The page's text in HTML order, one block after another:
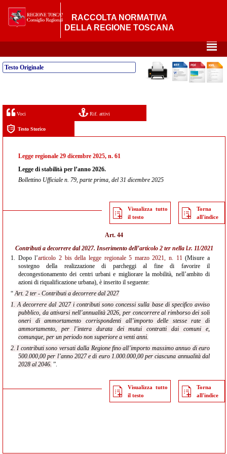
RACCOLTA NORMATIVA
DELLA REGIONE TOSCANA
²
Testo Originale
Voci Rif. attivi
Testo Storico
Legge regionale 29 dicembre 2025, n. 61
Legge di stabilità per l’anno 2026.
Bollettino Ufficiale n. 79, parte prima, del 31 dicembre 2025
Visualizza tutto
il testo
Torna
all'indice
Art. 44
Contributi a decorrere dal 2027. Inserimento dell’articolo 2 ter nella l.r. 11/2021
1. Dopo l’articolo 2 bis della legge regionale 5 marzo 2021, n. 11(Misure a
sostegno della realizzazione di parcheggi al fine di favorire il
decongestionamento dei centri urbani e migliorare la mobilità, nell’ambito di
azioni di riqualificazione urbana), è inserito il seguente:
“Art. 2 ter - Contributi a decorrere dal 2027
1. A decorrere dal 2027 i contributi sono concessi sulla base di specifico avviso
pubblico, da attivarsi nell’annualità 2026, per concorrere al rimborso dei soli
oneri di ammortamento corrispondenti all’importo delle stesse rate di
ammortamento, per l’intera durata dei mutui contratti dai comuni e,
comunque, per un periodo non superiore a venti anni.
2. I contributi sono versati dalla Regione fino all’importo massimo annuo di euro
500.000,00 per l’anno 2027 e di euro 1.000.000,00 per ciascuna annualità dal
2028 al 2046. ”.
Visualizza tutto
il testo
Torna
all'indice